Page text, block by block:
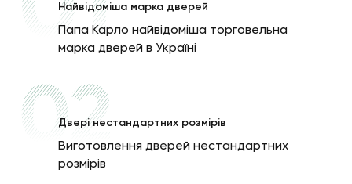
Найвiдомiша марка дверей
Папа Карло найвідоміша торговельна
марка дверей в Україні
Двері нестандартних розмірів
Виготовлення дверей нестандартних
розмірів